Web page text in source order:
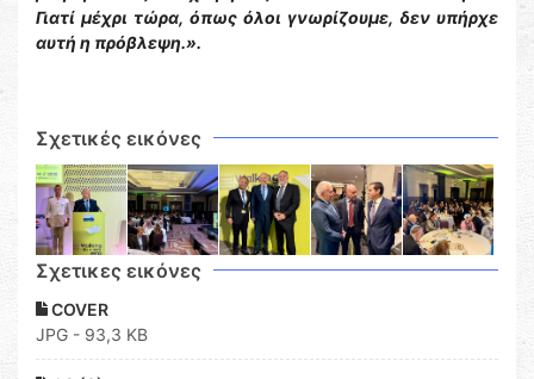
Γιατί μέχρι τώρα, όπως όλοι γνωρίζουμε, δεν υπήρχε
αυτή η πρόβλεψη.».
Σχετικές εικόνες
Σχετικες εικόνες
COVER
JPG - 93,3 KB